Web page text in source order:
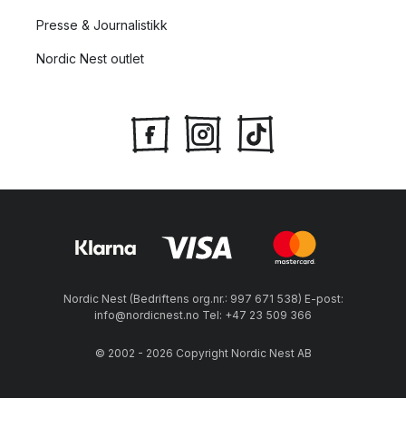
Presse & Journalistikk
Nordic Nest outlet
Nordic Nest (Bedriftens org.nr.: 997 671 538) E-post:
info@nordicnest.no Tel: +47 23 509 366
© 2002 - 2026 Copyright Nordic Nest AB